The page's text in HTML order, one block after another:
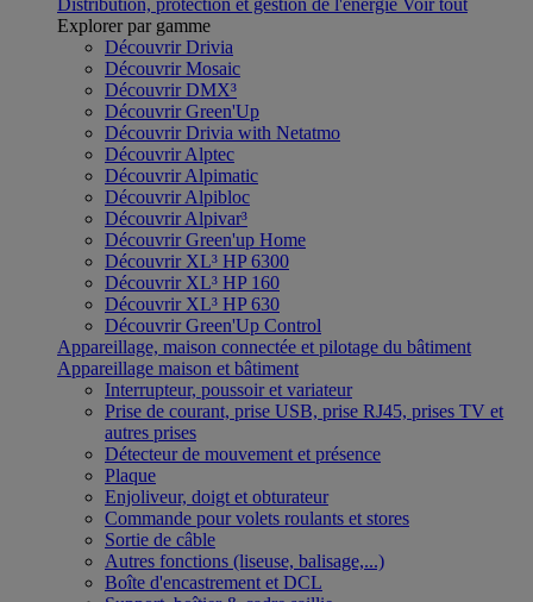
Distribution, protection et gestion de l'énergie Voir tout
Explorer par gamme
Découvrir Drivia
Découvrir Mosaic
Découvrir DMX³
Découvrir Green'Up
Découvrir Drivia with Netatmo
Découvrir Alptec
Découvrir Alpimatic
Découvrir Alpibloc
Découvrir Alpivar³
Découvrir Green'up Home
Découvrir XL³ HP 6300
Découvrir XL³ HP 160
Découvrir XL³ HP 630
Découvrir Green'Up Control
Appareillage, maison connectée et pilotage du bâtiment
Appareillage maison et bâtiment
Interrupteur, poussoir et variateur
Prise de courant, prise USB, prise RJ45, prises TV et
autres prises
Détecteur de mouvement et présence
Plaque
Enjoliveur, doigt et obturateur
Commande pour volets roulants et stores
Sortie de câble
Autres fonctions (liseuse, balisage,...)
Boîte d'encastrement et DCL